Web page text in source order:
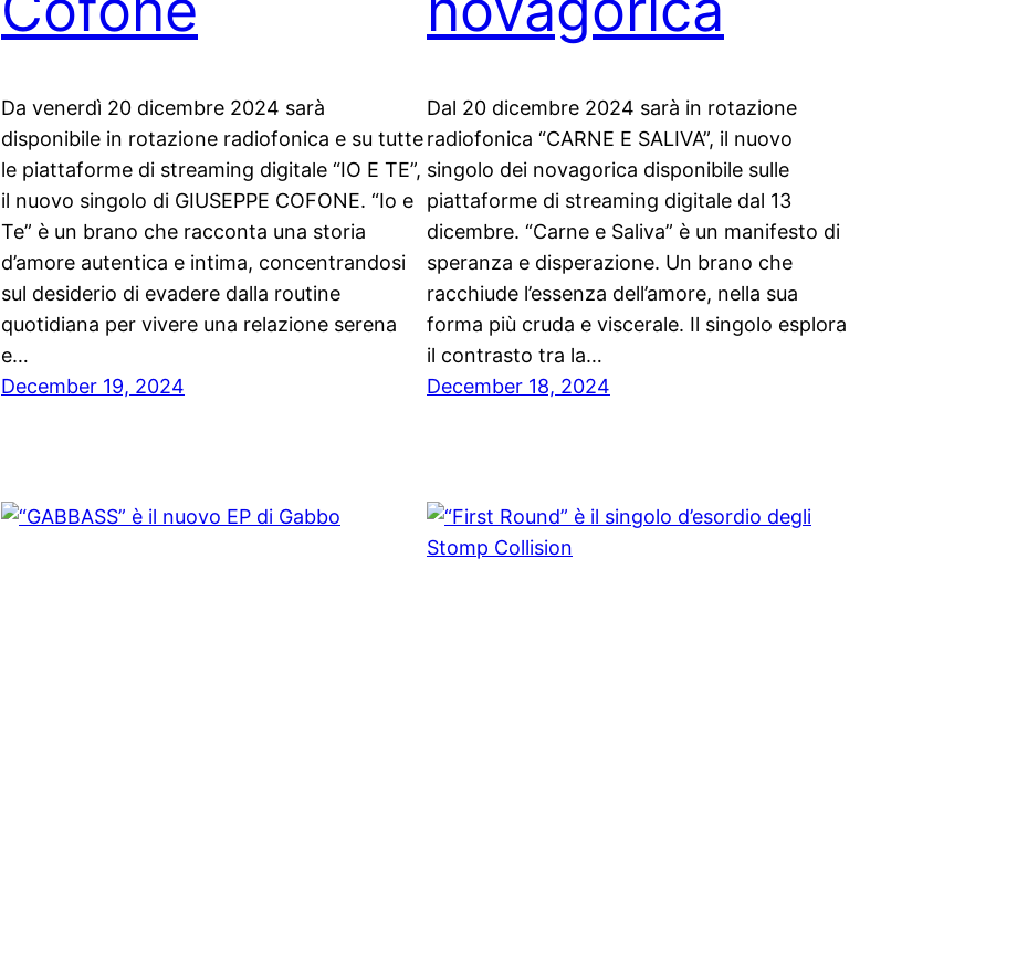
Da venerdì 20 dicembre 2024 sarà
disponibile in rotazione radiofonica e su tutte
le piattaforme di streaming digitale “IO E TE”,
il nuovo singolo di GIUSEPPE COFONE. “Io e
Te” è un brano che racconta una storia
d’amore autentica e intima, concentrandosi
sul desiderio di evadere dalla routine
quotidiana per vivere una relazione serena
e…
December 19, 2024
Dal 20 dicembre 2024 sarà in rotazione
radiofonica “CARNE E SALIVA”, il nuovo
singolo dei novagorica disponibile sulle
piattaforme di streaming digitale dal 13
dicembre. “Carne e Saliva” è un manifesto di
speranza e disperazione. Un brano che
racchiude l’essenza dell’amore, nella sua
forma più cruda e viscerale. Il singolo esplora
il contrasto tra la…
December 18, 2024